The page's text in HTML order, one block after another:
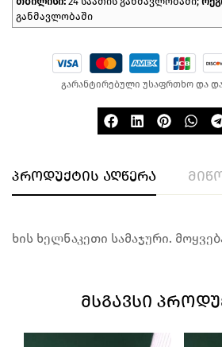
განმავლობაში
გარანტირებული უსაფრთხო და
პროდუქტის აღწერა
ხის ხელნაკეთი სამაჯური.
ᲛᲡᲒᲐᲕᲡᲘ